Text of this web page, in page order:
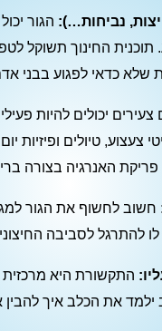
נביחות…): הגור
תוכנית החינוך תשוקל
שלא כדאי לפגוע בבני
צעירים יכולים להיות
צעצוע, טיולים ופיזיות
פריקת האנרגיה בצורה
חשוב לחשוף את הגור
לו להתרגל לסביבה
התקשורת היא מרכזית
את הכלב איך להבין